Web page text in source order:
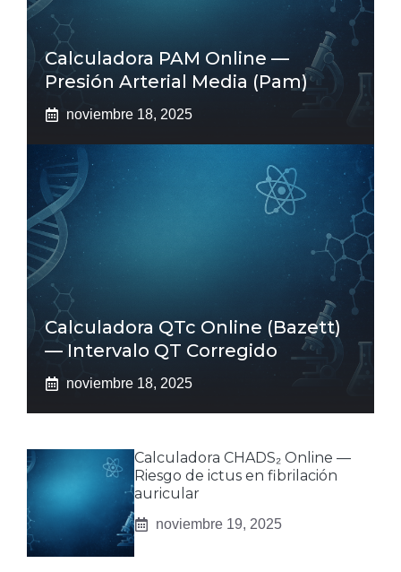
Calculadora PAM Online —
Presión Arterial Media (pam)
noviembre 18, 2025
Calculadora QTc Online (Bazett)
— Intervalo QT Corregido
noviembre 18, 2025
Calculadora CHADS₂ Online —
Riesgo de ictus en fibrilación
auricular
noviembre 19, 2025